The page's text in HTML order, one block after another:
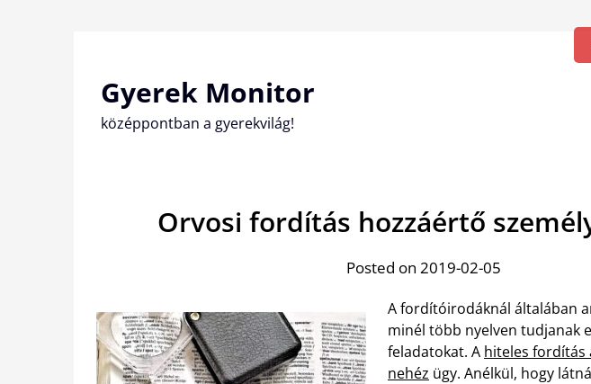
Gyerek Monitor
középpontban a gyerekvilág!
Orvosi fordítás hozzáértő
Posted on 2019-02-05
A fordítóirodáknál általában
minél több nyelven tudjanak
feladatokat. A hiteles fordítás
nehéz ügy. Anélkül, hogy